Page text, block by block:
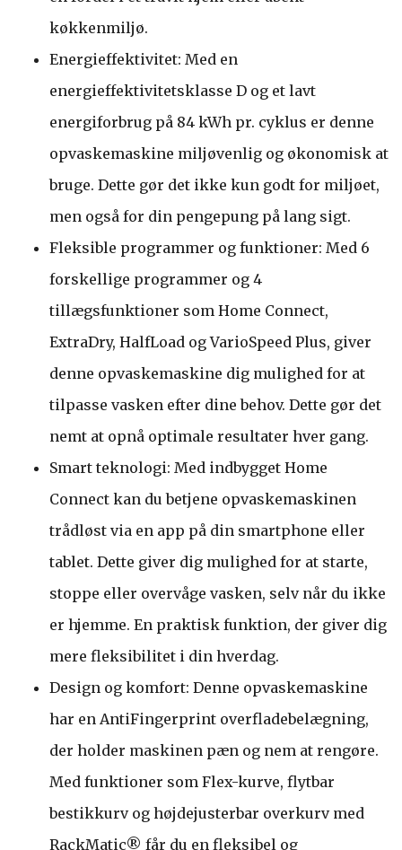
køkkenmiljø.
Energieffektivitet: Med en
energieffektivitetsklasse D og et lavt
energiforbrug på 84 kWh pr. cyklus er denne
opvaskemaskine miljøvenlig og økonomisk at
bruge. Dette gør det ikke kun godt for miljøet,
men også for din pengepung på lang sigt.
Fleksible programmer og funktioner: Med 6
forskellige programmer og 4
tillægsfunktioner som Home Connect,
ExtraDry, HalfLoad og VarioSpeed Plus, giver
denne opvaskemaskine dig mulighed for at
tilpasse vasken efter dine behov. Dette gør det
nemt at opnå optimale resultater hver gang.
Smart teknologi: Med indbygget Home
Connect kan du betjene opvaskemaskinen
trådløst via en app på din smartphone eller
tablet. Dette giver dig mulighed for at starte,
stoppe eller overvåge vasken, selv når du ikke
er hjemme. En praktisk funktion, der giver dig
mere fleksibilitet i din hverdag.
Design og komfort: Denne opvaskemaskine
har en AntiFingerprint overfladebelægning,
der holder maskinen pæn og nem at rengøre.
Med funktioner som Flex-kurve, flytbar
bestikkurv og højdejusterbar overkurv med
RackMatic® får du en fleksibel og